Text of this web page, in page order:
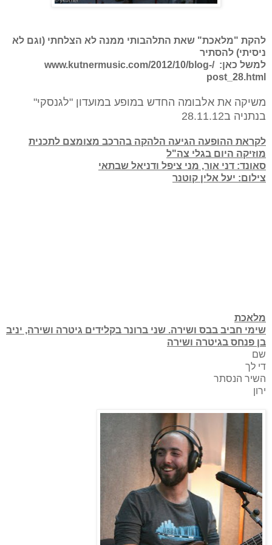
להקת "מלאכת" שאת התלהבותי ממנה לא הצלחתי (וגם לא
ניסיתי) להסתיר
למשל כאן: /www.kutnermusic.com/2012/10/blog-
post_28.html
משיקה את אלבומה החדש במופע במועדון "לגנסקי"
בנתניה ב28.11.12
לקראת ההופעה הגיעה הלהקה בהרכב מצומצם לתכנית
מוזיקה היום בגלי צה"ל
סאונד: דני אור, מני ציפל ודניאל שבתאי
צילום: יעל אלין קוטנר
מלאכת
שימי חביב בבס ושירה. שני ברונר בקלידים גיטרה ושירה, יניב
בן פנחס בגיטרה ושירה
שם
די לך
השיר הנסתר
ירון